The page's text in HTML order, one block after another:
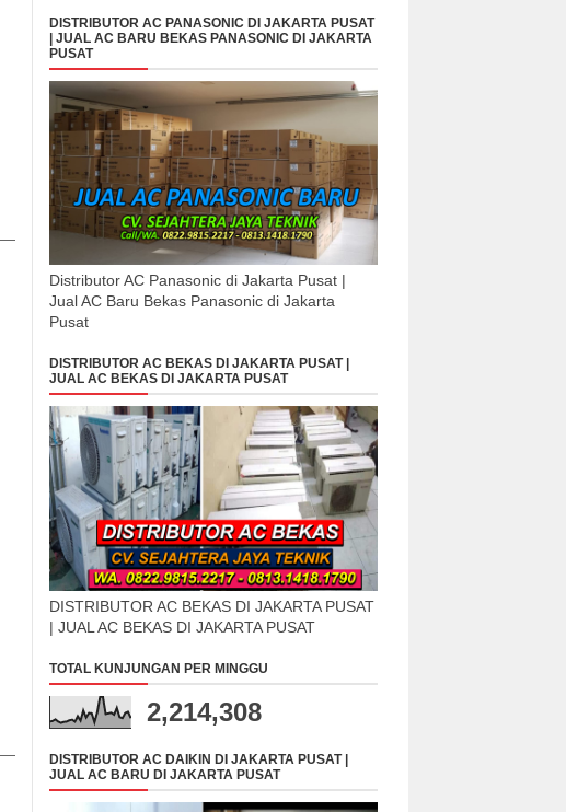
DISTRIBUTOR AC PANASONIC DI JAKARTA PUSAT
| JUAL AC BARU BEKAS PANASONIC DI JAKARTA
PUSAT
Distributor AC Panasonic di Jakarta Pusat |
Jual AC Baru Bekas Panasonic di Jakarta
Pusat
DISTRIBUTOR AC BEKAS DI JAKARTA PUSAT |
JUAL AC BEKAS DI JAKARTA PUSAT
DISTRIBUTOR AC BEKAS DI JAKARTA PUSAT
| JUAL AC BEKAS DI JAKARTA PUSAT
TOTAL KUNJUNGAN PER MINGGU
2,214,308
DISTRIBUTOR AC DAIKIN DI JAKARTA PUSAT |
JUAL AC BARU DI JAKARTA PUSAT